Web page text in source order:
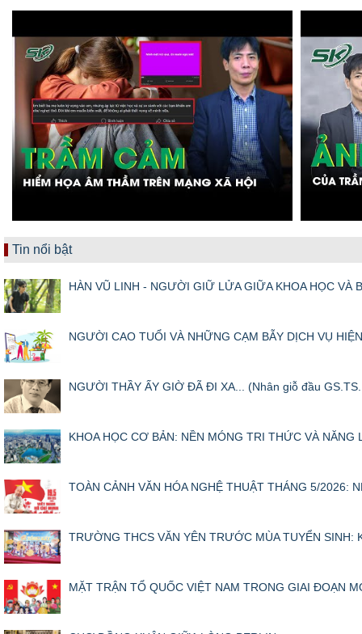
Tin nổi bật
HÀN VŨ LINH - NGƯỜI GIỮ LỬA GIỮA KHOA HỌC VÀ
NGƯỜI CAO TUỔI VÀ NHỮNG CẠM BẪY DỊCH VỤ
NGƯỜI THẦY ẤY GIỜ ĐÃ ĐI XA... (Nhân giỗ đầu
KHOA HỌC CƠ BẢN: NỀN MÓNG TRI THỨC VÀ
TOÀN CẢNH VĂN HÓA NGHỆ THUẬT THÁNG 5/2026:
TRƯỜNG THCS VĂN YÊN TRƯỚC MÙA TUYỂN SINH:
MẶT TRẬN TỔ QUỐC VIỆT NAM TRONG GIAI ĐOẠN